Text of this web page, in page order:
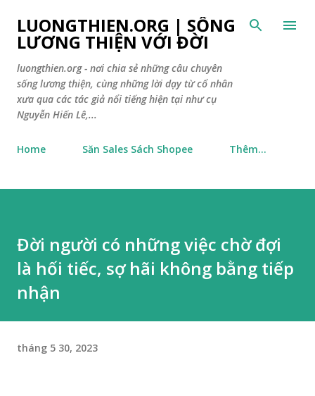
Chuyển đến nội dung chính
LUONGTHIEN.ORG | SỐNG
LƯƠNG THIỆN VỚI ĐỜI
luongthien.org - nơi chia sẻ những câu chuyên
sống lương thiện, cùng những lời dạy từ cổ nhân
xưa qua các tác giả nổi tiếng hiện tại như cụ
Nguyễn Hiến Lê,...
Home Săn Sales Sách Shopee Thêm…
Đời người có những việc chờ đợi
là hối tiếc, sợ hãi không bằng tiếp
nhận
tháng 5 30, 2023